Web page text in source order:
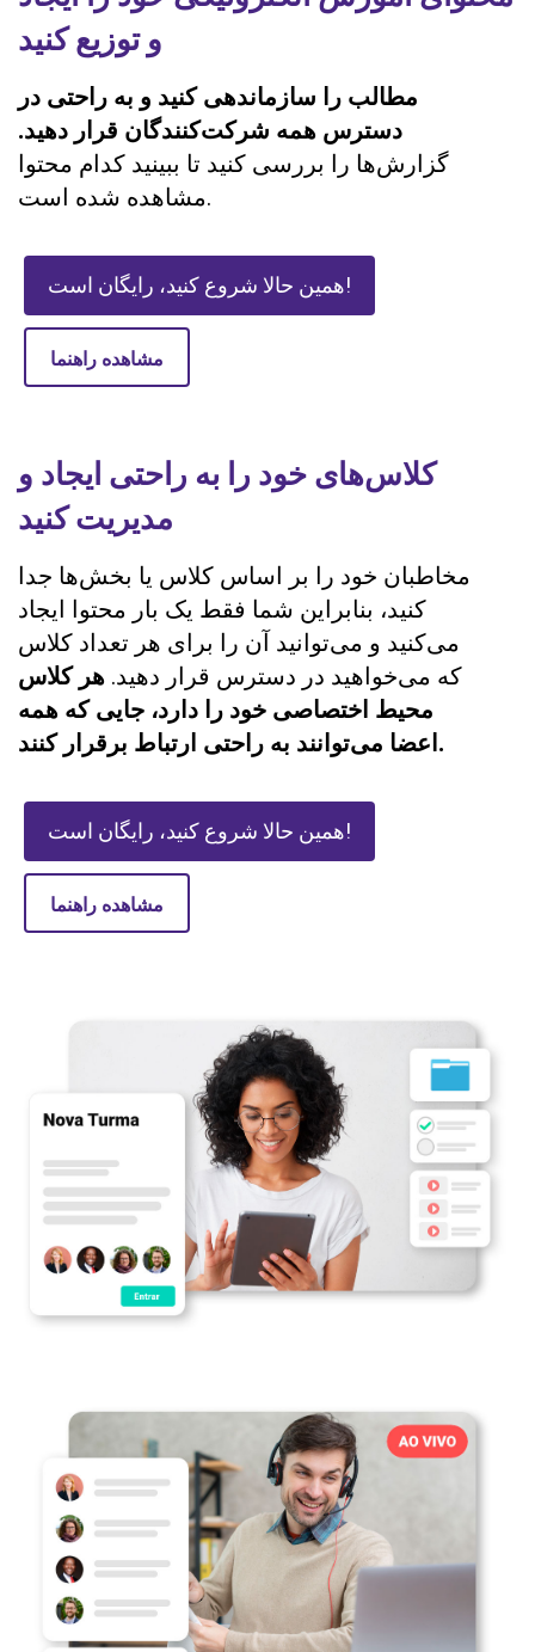
و توزیع کنید
مطالب را سازماندهی کنید و به راحتی در
دسترس همه شرکت‌کنندگان قرار دهید.
گزارش‌ها را بررسی کنید تا ببینید کدام محتوا
مشاهده شده است.
همین حالا شروع کنید، رایگان است!
مشاهده راهنما
کلاس‌های خود را به راحتی ایجاد و
مدیریت کنید
مخاطبان خود را بر اساس کلاس یا بخش‌ها جدا
کنید، بنابراین شما فقط یک بار محتوا ایجاد
می‌کنید و می‌توانید آن را برای هر تعداد کلاس
که می‌خواهید در دسترس قرار دهید. هر کلاس
محیط اختصاصی خود را دارد، جایی که همه
اعضا می‌توانند به راحتی ارتباط برقرار کنند.
همین حالا شروع کنید، رایگان است!
مشاهده راهنما